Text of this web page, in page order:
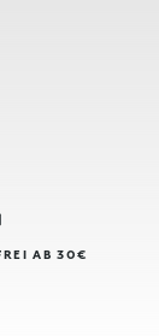
AB 30€